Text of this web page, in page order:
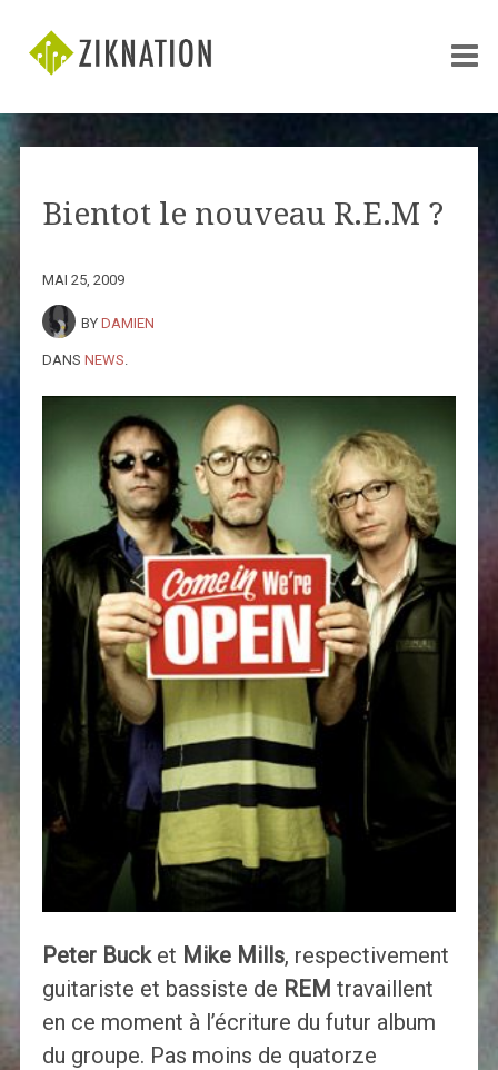
Bientot le nouveau R.E.M ?
MAI 25, 2009
BY DAMIEN
DANS NEWS
Peter Bucket Mike Mills, respectivement
guitariste et bassiste de REM travaillent
en ce moment à l’écriture du futur album
du groupe. Pas moins de quatorze